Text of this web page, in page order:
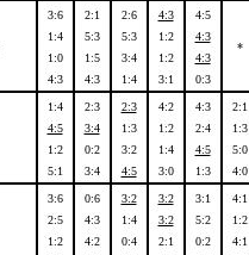
3:6
1:4
1:0
4:3
2:1
5:3
1:5
4:3
2:6
5:3
3:4
1:4
4:3
1:2
1:2
3:1
4:5
4:3
4:3
0:3
*
1:4
4:5
1:2
5:1
2:3
3:4
0:2
3:4
2:3
1:3
3:2
4:5
4:2
1:2
1:4
3:0
4:3
2:4
4:5
1:3
2:1
1:3
5:0
4:0
3:6
2:5
1:2
0:6
4:3
4:2
3:2
1:4
0:4
3:2
3:2
2:1
3:1
5:2
0:2
4:1
1:2
4:1